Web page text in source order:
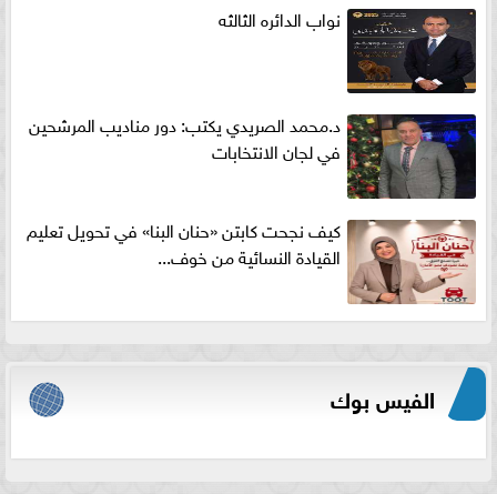
نواب الدائره الثالثه
د.محمد الصريدي يكتب: دور مناديب المرشحين
في لجان الانتخابات
كيف نجحت كابتن «حنان البنا» في تحويل تعليم
القيادة النسائية من خوف...
الفيس بوك